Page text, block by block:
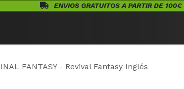
ENVIOS GRATUITOS A PARTIR DE 100€
FANTASY - Revival Fantasy Inglés